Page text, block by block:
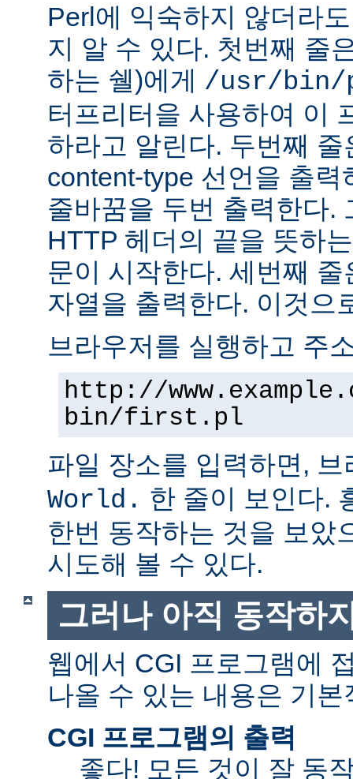
Perl에 익숙하지 않더라
지 알 수 있다. 첫번째 줄
하는 쉘)에게 /usr/bin/
터프리터을 사용하여 이
하라고 알린다. 두번째 줄
content-type 선언을 출
줄바꿈을 두번 출력한다.
HTTP 헤더의 끝을 뜻하
문이 시작한다. 세번째
자열을 출력한다. 이것으
브라우저를 실행하고 주
http://
bin/first.pl
파일 장소를 입력하면,
World. 한 줄이 보인다.
한번 동작하는 것을 보았
시도해 볼 수 있다.
그러나 아직 동작하
웹에서 CGI 프로그램에
나올 수 있는 내용은 기
CGI 프로그램의 출력
좋다! 모든 것이 잘 동